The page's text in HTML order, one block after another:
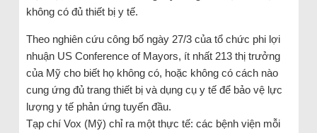
không có đủ thiết bị y tế.
Theo nghiên cứu công bố ngày 27/3 của tổ chức phi lợi
nhuận US Conference of Mayors, ít nhất 213 thị trưởng
của Mỹ cho biết họ không có, hoặc không có cách nào
cung ứng đủ trang thiết bị và dụng cụ y tế để bảo vệ lực
lượng y tế phản ứng tuyến đầu.
Tạp chí Vox (Mỹ) chỉ ra một thực tế: các bệnh viện mỗi